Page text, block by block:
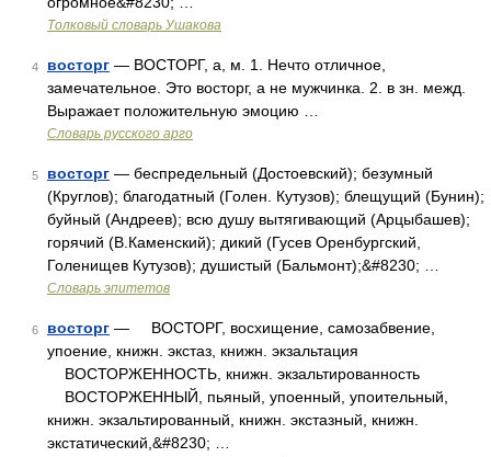
Толковый словарь Ушакова
4 восторг — ВОСТОРГ, а, м. 1. Нечто отличное,
замечательное. Это восторг, а не мужчинка. 2. в зн. межд.
Выражает положительную эмоцию …
Словарь русского арго
5 восторг — беспредельный (Достоевский); безумный
(Круглов); благодатный (Голен. Кутузов); блещущий (Бунин);
буйный (Андреев); всю душу вытягивающий (Арцыбашев);
горячий (В.Каменский); дикий (Гусев Оренбургский,
Голенищев Кутузов); душистый (Бальмонт);&#8230; …
Словарь эпитетов
6 восторг — ВОСТОРГ, восхищение, самозабвение,
упоение, книжн. экстаз, книжн. экзальтация
ВОСТОРЖЕННОСТЬ, книжн. экзальтированность
ВОСТОРЖЕННЫЙ, пьяный, упоенный, упоительный,
книжн. экзальтированный, книжн. экстазный, книжн.
экстатический,&#8230; …